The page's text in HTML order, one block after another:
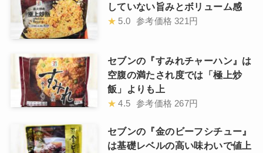
していない旨みとボリューム感
★ 5.0 参考価格 321円
セブンの『すみれチャーハン』は
空腹の満たされ度では「極上炒
飯」よりも上
★ 4.5 参考価格 267円
セブンの『金のビーフシチュー』
は基礎レベルの高い味わいで値上